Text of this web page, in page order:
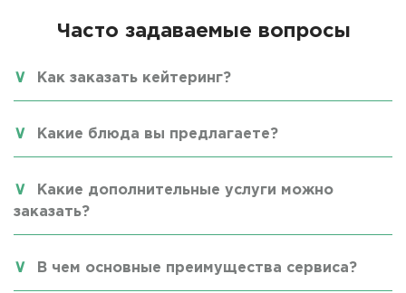
Часто задаваемые вопросы
Как заказать кейтеринг?
Какие блюда вы предлагаете?
Какие дополнительные услуги можно
заказать?
В чем основные преимущества сервиса?